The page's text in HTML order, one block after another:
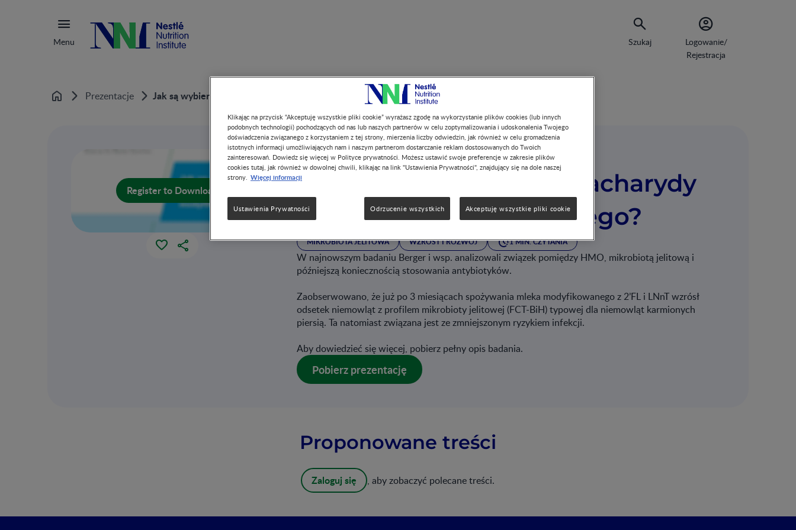
Menu Szukaj
Logowanie/
Rejestracja
Home Prezentacje Jak są wybierane oligosacharydy do mleka modyfikowanego?
Register to Download
PRESENTATION SLIDE
Jak są wybierane oligosacharydy
do mleka modyfikowanego?
MIKROBIOTA JELITOWA WZROST I ROZWÓJ 1 MIN. CZYTANIA
W najnowszym badaniu Berger i wsp. analizowali związek pomiędzy HMO, mikrobiotą jelitową i
późniejszą koniecznością stosowania antybiotyków.
Zaobserwowano, że już po 3 miesiącach spożywania mleka modyfikowanego z 2’FL i LNnT wzrósł
odsetek niemowląt z profilem mikrobioty jelitowej (FCT-BiH) typowej dla niemowląt karmionych
piersią. Ta natomiast związana jest ze zmniejszonym ryzykiem infekcji.
Aby dowiedzieć się więcej, pobierz pełny opis badania.
Pobierz prezentację
Proponowane treści
Zaloguj się , aby zobaczyć polecane treści.
Klikając na przycisk “Akceptuję wszystkie pliki cookie” wyrażasz zgodę na wykorzystanie plików cookies (lub innych
podobnych technologii) pochodzących od nas lub naszych partnerów w celu zoptymalizowania i udoskonalenia Twojego
doświadczenia związanego z korzystaniem z tej strony, mierzenia liczby odwiedzin, jak również w celu gromadzenia
istotnych informacji umożliwiających nam i naszym partnerom dostarczanie reklam dostosowanych do Twoich
zainteresowań. Dowiedz się więcej w Polityce prywatności. Możesz ustawić swoje preferencje w zakresie plików
cookies tutaj, jak również w dowolnej chwili, klikając na link "Ustawienia Prywatności", znajdujący się na dole naszej
strony. Więcej informacji
Ustawienia Prywatności Odrzucenie wszystkich Akceptuję wszystkie pliki cookie